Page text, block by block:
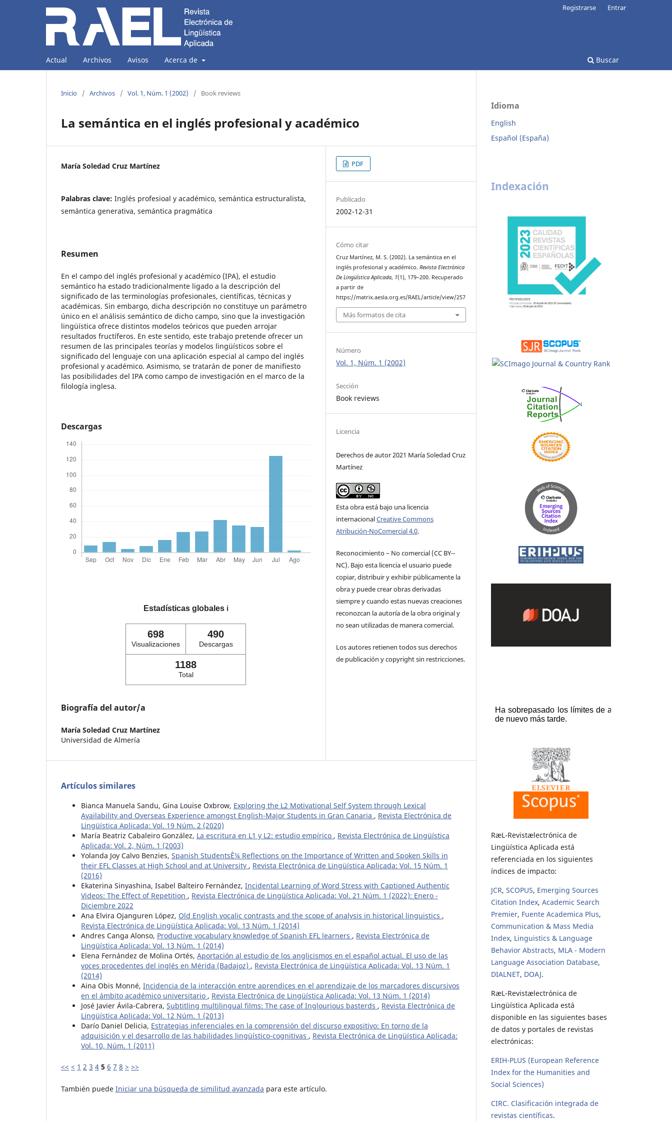
Actual Archivos Avisos Acerca de Buscar
Registrarse Entrar
Inicio / Archivos / Vol. 1, Núm. 1 (2002) / Book reviews
La semántica en el inglés profesional y académico
María Soledad Cruz Martínez
Palabras clave: Inglés profesioal y académico, semántica estructuralista,
semántica generativa, semántica pragmática
Resumen
En el campo del inglés profesional y académico (IPA), el estudio
semántico ha estado tradicionalmente ligado a la descripción del
significado de las terminologías profesionales, científicas, técnicas y
académicas. Sin embargo, dicha descripción no constituye un parámetro
único en el análisis semántico de dicho campo, sino que la investigación
lingüística ofrece distintos modelos teóricos que pueden arrojar
resultados fructíferos. En este sentido, este trabajo pretende ofrecer un
resumen de las principales teorías y modelos lingüísticos sobre el
significado del lenguaje con una aplicación especial al campo del inglés
profesional y académico. Asimismo, se tratarán de poner de manifiesto
las posibilidades del IPA como campo de investigación en el marco de la
filología inglesa.
Descargas
Estadísticas globales ℹ️
698
Visualizaciones
490
Descargas
1188
Total
Biografía del autor/a
María Soledad Cruz Martínez
Universidad de Almería
PDF
Publicado
2002-12-31
Cómo citar
Cruz Martínez, M. S. (2002). La semántica en el
inglés profesional y académico.Revista Electrónica
De Lingüística Aplicada, 1(1), 179–200. Recuperado
a partir de
https://matrix.aesla.org.es/RAEL/article/view/257
Más formatos de cita
Número
Vol. 1, Núm. 1 (2002)
Sección
Book reviews
Licencia
Derechos de autor 2021 María Soledad Cruz
Martínez
Esta obra está bajo una licencia
internacionalCreative Commons
Atribución-NoComercial 4.0.
Reconocimiento – No comercial (CC BY-­
NC). Bajo esta licencia el usuario puede
copiar, distribuir y exhibir públicamente la
obra y puede crear obras derivadas
siempre y cuando estas nuevas creaciones
reconozcan la autoría de la obra original y
no sean utilizadas de manera comercial.
Los autores retienen todos sus derechos
de publicación y copyright sin restricciones.
Artículos similares
Bianca Manuela Sandu, Gina Louise Oxbrow, Exploring the L2 Motivational Self System through Lexical
Availability and Overseas Experience amongst English-Major Students in Gran Canaria , Revista Electrónica de
Lingüística Aplicada: Vol. 19 Núm. 2 (2020)
María Beatriz Cabaleiro González, La escritura en L1 y L2: estudio empírico , Revista Electrónica de Lingüística
Aplicada: Vol. 2, Núm. 1 (2003)
Yolanda Joy Calvo Benzies, Spanish StudentsÊ¼ Reflections on the Importance of Written and Spoken Skills in
their EFL Classes at High School and at University , Revista Electrónica de Lingüística Aplicada: Vol. 15 Núm. 1
(2016)
Ekaterina Sinyashina, Isabel Balteiro Fernández, Incidental Learning of Word Stress with Captioned Authentic
Videos: The Effect of Repetition , Revista Electrónica de Lingüística Aplicada: Vol. 21 Núm. 1 (2022): Enero -
Diciembre 2022
Ana Elvira Ojanguren López, Old English vocalic contrasts and the scope of analysis in historical linguistics ,
Revista Electrónica de Lingüística Aplicada: Vol. 13 Núm. 1 (2014)
Andres Canga Alonso, Productive vocabulary knowledge of Spanish EFL learners , Revista Electrónica de
Lingüística Aplicada: Vol. 13 Núm. 1 (2014)
Elena Fernández de Molina Ortés, Aportación al estudio de los anglicismos en el español actual. El uso de las
voces procedentes del inglés en Mérida (Badajoz) , Revista Electrónica de Lingüística Aplicada: Vol. 13 Núm. 1
(2014)
Aina Obis Monné, Incidencia de la interacción entre aprendices en el aprendizaje de los marcadores discursivos
en el ámbito académico universitario , Revista Electrónica de Lingüística Aplicada: Vol. 13 Núm. 1 (2014)
José Javier Ávila-Cabrera, Subtitling multilingual films: The case of Inglourious basterds , Revista Electrónica de
Lingüística Aplicada: Vol. 12 Núm. 1 (2013)
Darío Daniel Delicia, Estrategias inferenciales en la comprensión del discurso expositivo: En torno de la
adquisición y el desarrollo de las habilidades lingüístico-cognitivas , Revista Electrónica de Lingüística Aplicada:
Vol. 10, Núm. 1 (2011)
<< < 1 2 3 4 5 6 7 8 > >>
También puede Iniciar una búsqueda de similitud avanzada para este artículo.
Idioma
English
Español (España)
Indexación
RæL-Revistælectrónica de
Lingüística Aplicada está
referenciada en los siguientes
índices de impacto:
JCR, SCOPUS, Emerging Sources
Citation Index, Academic Search
Premier, Fuente Academica Plus,
Communication & Mass Media
Index, Linguistics & Language
Behavior Abstracts, MLA - Modern
Language Association Database,
DIALNET, DOAJ.
RæL-Revistælectrónica de
Lingüística Aplicada está
disponible en las siguientes bases
de datos y portales de revistas
electrónicas:
ERIH-PLUS (European Reference
Index for the Humanities and
Social Sciences)
CIRC. Clasificación integrada de
revistas científicas.